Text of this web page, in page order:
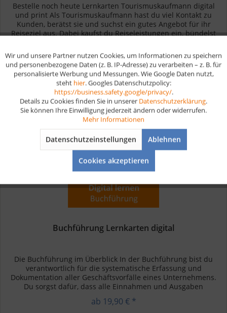
Bestelle noch heute Lernkarten Tourismuskaufmann digital
und print Als Tourismuskaufmann hast du viel Kontakt zu
Kunden, berätst sie und suchst ein gutes Angebot für ihr
Reiseziel aus. Dabei kaufst du Reiseleistungen ein, bündelst
Merken
Buchführung Lernkarten digital
Die Buchführung im Überblick In der Buchführung bist du
verantwortlich für die systematische Erfassung und
Dokumentation aller Geschäftsvorfälle eines Unternehmens.
Du sorgst dafür, dass alle Einnahmen und Ausgaben
ab 19,90 € *
Funktionale Aktiv
Aktiv
Wir und unsere Partner nutzen Cookies, um Informationen zu speichern
und personenbezogene Daten (z. B. IP-Adresse) zu verarbeiten – z. B. für
personalisierte Werbung und Messungen. Wie Google Daten nutzt,
steht hier. Googles Datenschutzpolicy:
https://business.safety.google/privacy/.
Details zu Cookies finden Sie in unserer Datenschutzerklärung.
Sie können Ihre Einwilligung jederzeit ändern oder widerrufen.
Mehr Informationen
Datenschutzeinstellungen Ablehnen
Cookies akzeptieren